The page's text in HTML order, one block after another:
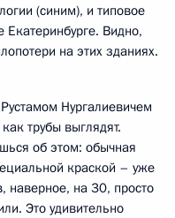
(синим), и типовое
Видно,
на этих зданиях.
Нургалиевичем
трубы выглядят.
об этом: обычная
краской – уже
наверное, на 30, просто
Это удивительно